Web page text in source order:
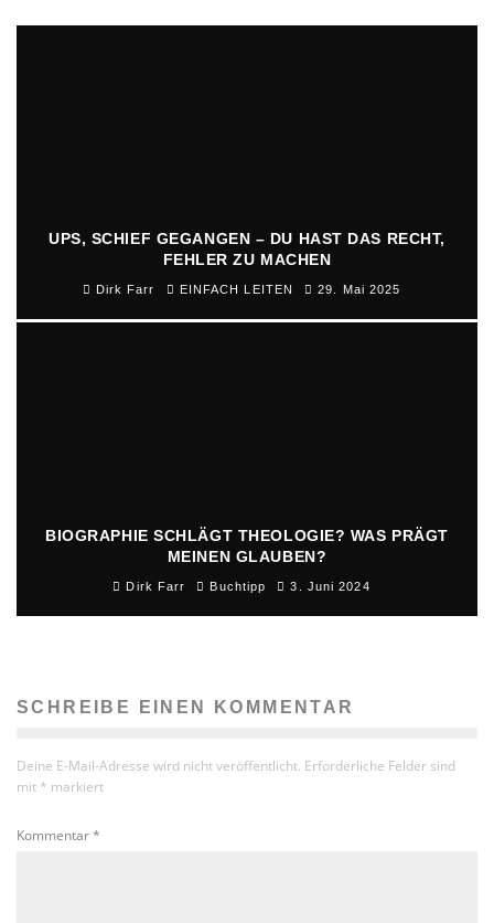
UPS, SCHIEF GEGANGEN – DU HAST DAS RECHT,
FEHLER ZU MACHEN
Dirk Farr EINFACH LEITEN 29. Mai 2025
BIOGRAPHIE SCHLÄGT THEOLOGIE? WAS PRÄGT
MEINEN GLAUBEN?
Dirk Farr Buchtipp 3. Juni 2024
SCHREIBE EINEN KOMMENTAR
Deine E-Mail-Adresse wird nicht veröffentlicht. Erforderliche Felder sind
mit * markiert
Kommentar*